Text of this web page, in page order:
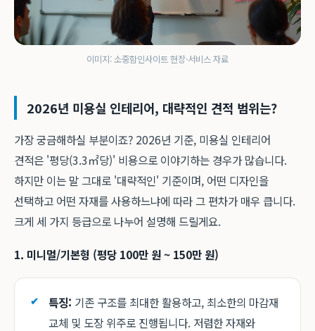
이미지: 소중함인사이트 현장·서비스 자료
2026년 미용실 인테리어, 대략적인 견적 범위는?
가장 궁금해하실 부분이죠? 2026년 기준, 미용실 인테리어
견적은 '평당(3.3㎡당)' 비용으로 이야기하는 경우가 많습니다.
하지만 이는 말 그대로 '대략적인' 기준이며, 어떤 디자인을
선택하고 어떤 자재를 사용하느냐에 따라 그 편차가 매우 큽니다.
크게 세 가지 등급으로 나누어 설명해 드릴게요.
1. 미니멀/기본형 (평당 100만 원 ~ 150만 원)
특징: 기존 구조를 최대한 활용하고, 최소한의 마감재
교체 및 도장 위주로 진행됩니다. 저렴한 자재와